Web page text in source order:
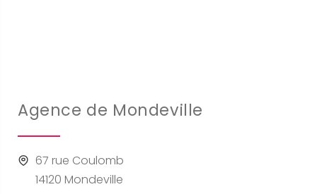
Agence de Mondeville
67 rue Coulomb
14120 Mondeville